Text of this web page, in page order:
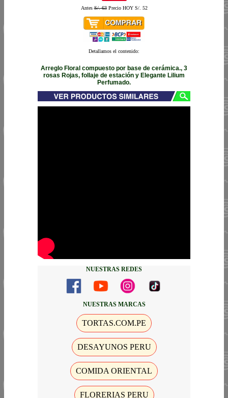
AntesS/. 63Precio HOY S/. 52
Detallamos el contenido:
Arreglo Floral compuesto por base de cerámica., 3
rosas Rojas, follaje de estación y Elegante Lilium
Perfumado.
NUESTRAS REDES
NUESTRAS MARCAS
TORTAS.COM.PE
DESAYUNOS PERU
COMIDA ORIENTAL
FLORERIAS PERU